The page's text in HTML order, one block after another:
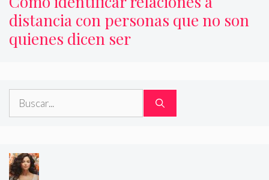
distancia con personas que no son
quienes dicen ser
Buscar: